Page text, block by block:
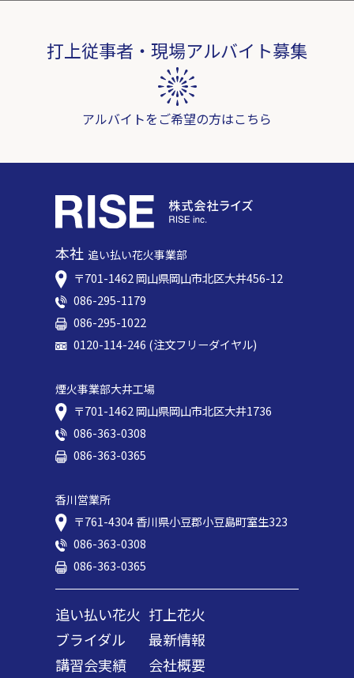
打上従事者・現場アルバイト募集
アルバイトをご希望の方はこちら
本社 追い払い花火事業部
〒701-1462 岡⼭県岡⼭市北区⼤井456-12
086-295-1179
086-295-1022
0120-114-246 (注文フリーダイヤル)
煙火事業部大井工場
〒701-1462 岡⼭県岡⼭市北区⼤井1736
086-363-0308
086-363-0365
香川営業所
〒761-4304 香川県小豆郡小豆島町室生323
086-363-0308
086-363-0365
追い払い花火 打上花火
ブライダル
最新情報
講習会実績
会社概要